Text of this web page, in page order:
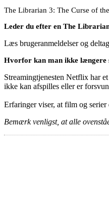
The Librarian 3: The Curse of
Leder du efter en The
Læs brugeranmeldelser og
Hvorfor kan man ikke længere
Streamingtjenesten Netflix har
ikke kan afspilles eller er
Erfaringer viser, at film og
Bemærk venligst, at alle